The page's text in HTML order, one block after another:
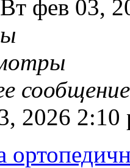
фев 03,
2026 2:10